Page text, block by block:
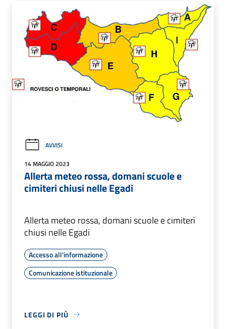
AVVISI
14 MAGGIO 2023
Allerta meteo rossa, domani scuole e
cimiteri chiusi nelle Egadi
Allerta meteo rossa, domani scuole e cimiteri
chiusi nelle Egadi
Accesso all'informazione
Comunicazione istituzionale
LEGGI DI PIÙ